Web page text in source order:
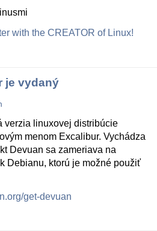
with the CREATOR of Linux!
je vydaný
verzia linuxovej distribúcie
menom Excalibur. Vychádza
Devuan sa zameriava na
Debianu, ktorú je možné použiť
get-devuan